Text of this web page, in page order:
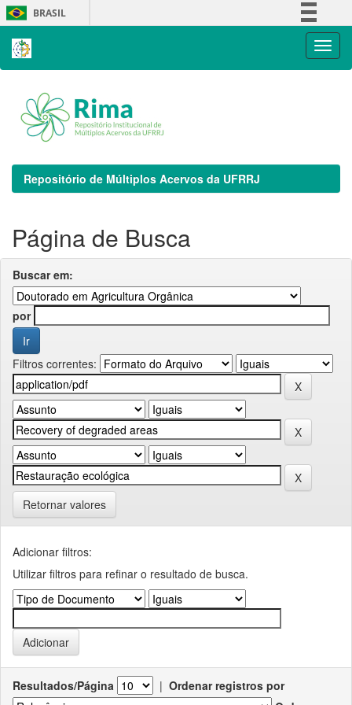
Skip
navigation
BRASIL
Repositório de Múltiplos Acervos da UFRRJ
Página de Busca
Buscar em:
por
Filtros correntes:
Retornar valores
Adicionar filtros:
Utilizar filtros para refinar o resultado de busca.
Resultados/Página | Ordenar registros por